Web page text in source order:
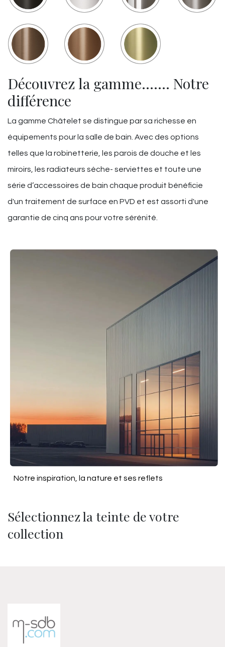
Découvrez la gamme……. Notre
différence
La gamme Châtelet se distingue par sa richesse en
équipements pour la salle de bain. Avec des options
telles que la robinetterie, les parois de douche et les
miroirs, les radiateurs sèche- serviettes et toute une
série d’accessoires de bain chaque produit bénéficie
d'un traitement de surface en PVD et est assorti d'une
garantie de cinq ans pour votre sérénité.
Sélectionnez la teinte de votre
collection
Notre inspiration, la nature et ses reflets